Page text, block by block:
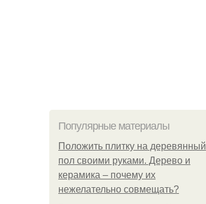
Популярные материалы
Положить плитку на деревянный
пол своими руками. Дерево и
керамика – почему их
нежелательно совмещать?